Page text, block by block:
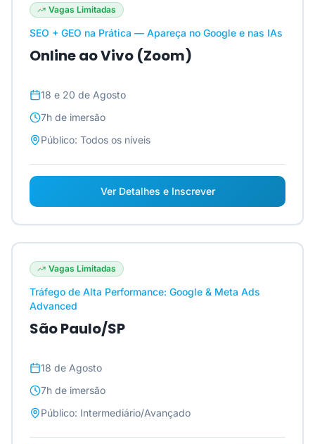
Vagas Limitadas
SEO + GEO na Prática — Apareça no Google e nas IAs
Online ao Vivo (Zoom)
18 e 20 de Agosto
7h de imersão
Público: Todos os níveis
Ver Detalhes e Inscrever
Vagas Limitadas
Tráfego de Alta Performance: Google & Meta Ads
Advanced
São Paulo/SP
18 de Agosto
7h de imersão
Público: Intermediário/Avançado